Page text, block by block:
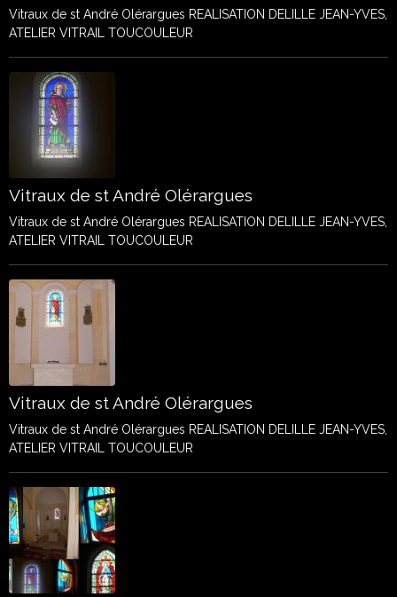
Vitraux de st André Olérargues REALISATION DELILLE JEAN-YVES,
ATELIER VITRAIL TOUCOULEUR
Vitraux de st André Olérargues
Vitraux de st André Olérargues REALISATION DELILLE JEAN-YVES,
ATELIER VITRAIL TOUCOULEUR
Vitraux de st André Olérargues
Vitraux de st André Olérargues REALISATION DELILLE JEAN-YVES,
ATELIER VITRAIL TOUCOULEUR